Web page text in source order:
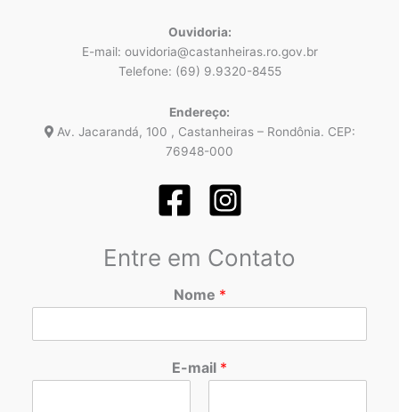
Ouvidoria:
E-mail: ouvidoria@castanheiras.ro.gov.br
Telefone: (69) 9.9320-8455
Endereço:
Av. Jacarandá, 100 , Castanheiras – Rondônia. CEP:
76948-000
Entre em Contato
Nome *
E-mail *